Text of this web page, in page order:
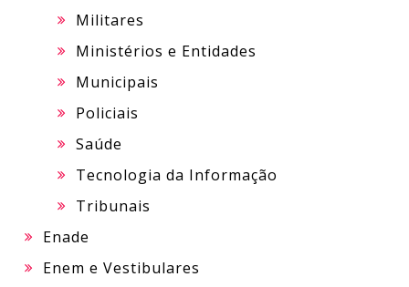
Militares
Ministérios e Entidades
Municipais
Policiais
Saúde
Tecnologia da Informação
Tribunais
Enade
Enem e Vestibulares